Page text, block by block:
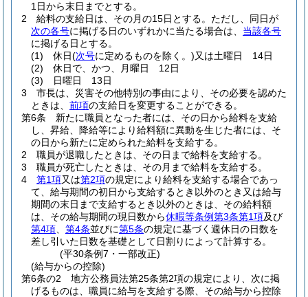
1日から末日までとする。
2
給料の支給日は、その月の15日とする。 ただし、同日が
次の各号に掲げる日のいずれかに当たる場合は、 当該各号
に掲げる日とする。
(1)
休日(次号に定めるものを除く。)又は土曜日 14日
(2)
休日で、かつ、月曜日 12日
(3)
日曜日 13日
3
市長は、災害その他特別の事由により、その必要を認めた
ときは、 前項の支給日を変更することができる。
第6条
新たに職員となった者には、その日から給料を支給
し、昇給、降給等により給料額に異動を生じた者には、そ
の日から新たに定められた給料を支給する。
2
職員が退職したときは、その日まで給料を支給する。
3
職員が死亡したときは、その月まで給料を支給する。
4
第1項又は第2項の規定により給料を支給する場合であっ
て、給与期間の初日から支給するとき以外のとき又は給与
期間の末日まで支給するとき以外のときは、その給料額
は、その給与期間の現日数から休暇等条例第3条第1項及び
第4項
第4条並びに第5条の規定に基づく週休日の日数を
差し引いた日数を基礎として日割りによって計算する。
(平30条例7・一部改正)
(給与からの控除)
第6条の2
地方公務員法第25条第2項の規定により、次に掲
げるものは、職員に給与を支給する際、その給与から控除